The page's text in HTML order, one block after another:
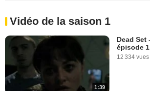
Vidéo de la saison 1
1:39
Dead Set
épisode
12 334 vues